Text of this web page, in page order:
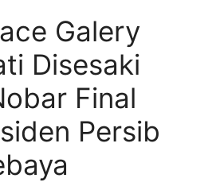
Galery
Disesaki
Final
Persib